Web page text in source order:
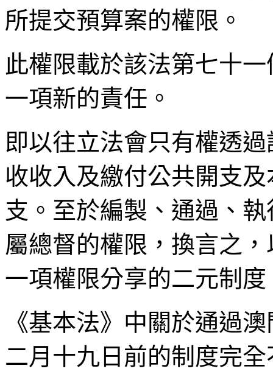
所提交預算案的權限。
此權限載於該法第七十
一項新的責任。
即以往立法會只有權透
收收入及繳付公共開支
支。至於編製、通過、
屬總督的權限，換言之
一項權限分享的二元制度
《基本法》中關於通過
二月十九日前的制度完全